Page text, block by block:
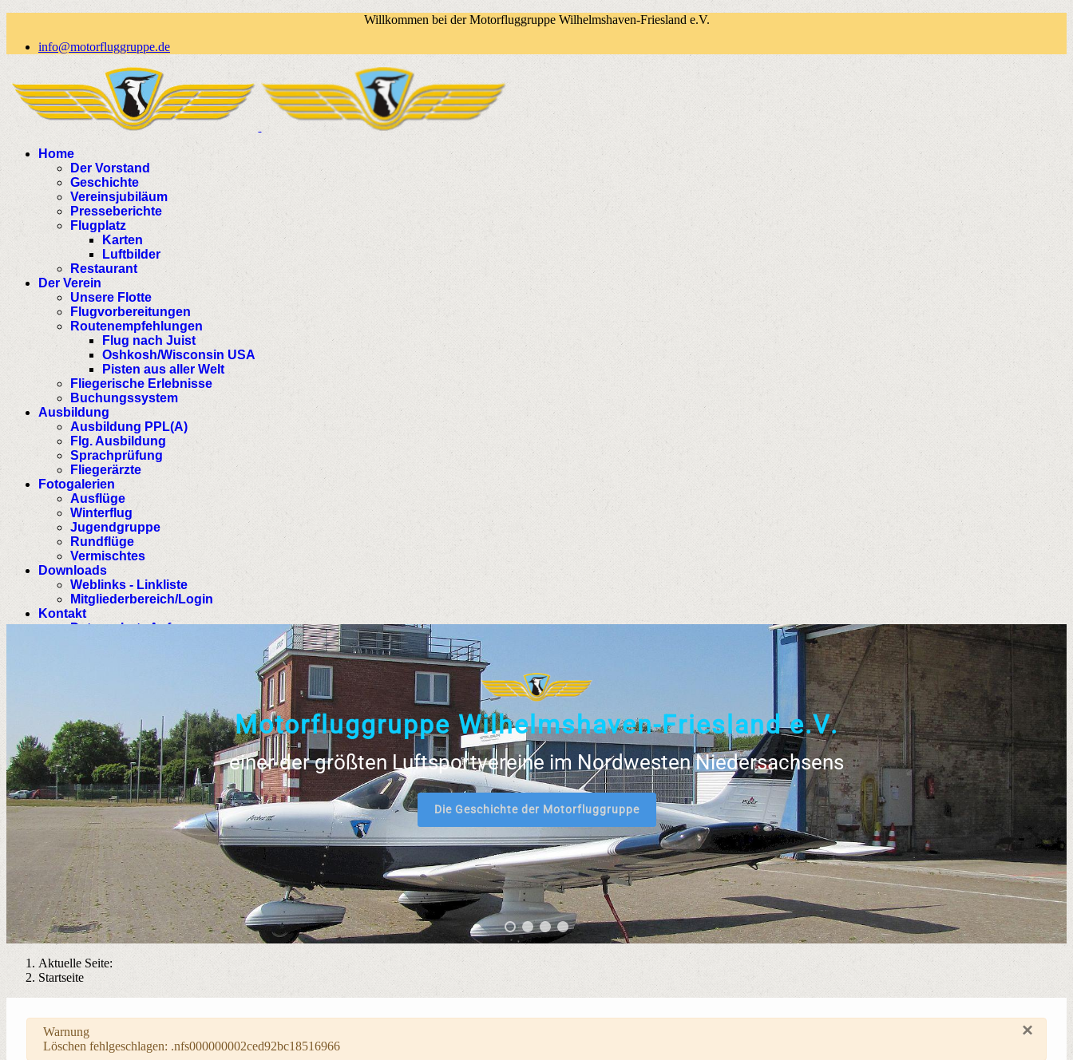
Willkommen bei der Motorfluggruppe Wilhelmshaven-Friesland e.V.
info@motorfluggruppe.de
Home
Der Vorstand
Geschichte
Vereinsjubiläum
Presseberichte
Flugplatz
Karten
Luftbilder
Restaurant
Der Verein
Unsere Flotte
Flugvorbereitungen
Routenempfehlungen
Flug nach Juist
Oshkosh/Wisconsin USA
Pisten aus aller Welt
Fliegerische Erlebnisse
Buchungssystem
Ausbildung
Ausbildung PPL(A)
Flg. Ausbildung
Sprachprüfung
Fliegerärzte
Fotogalerien
Ausflüge
Winterflug
Jugendgruppe
Rundflüge
Vermischtes
Downloads
Weblinks - Linkliste
Mitgliederbereich/Login
Kontakt
Datenschutz Anfrage
Motorfluggruppe Wilhelmshaven-Friesland e.V.
einer der größten Luftsportvereine im Nordwesten Niedersachsens
Die Geschichte der Motorfluggruppe
Aktuelle Seite:
Startseite
×
Warnung
Löschen fehlgeschlagen: .nfs000000002ced92bc18516966